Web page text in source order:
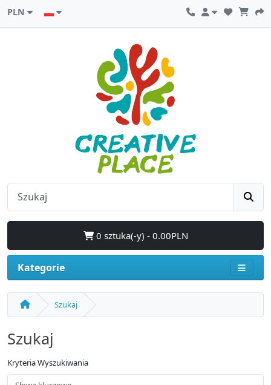
PLN
0 sztuka(-y) - 0.00PLN
Kategorie
Szukaj
Szukaj
Kryteria Wyszukiwania